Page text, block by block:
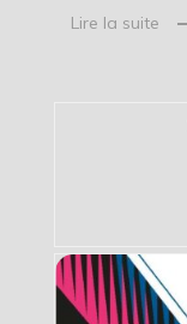
Lire la suite